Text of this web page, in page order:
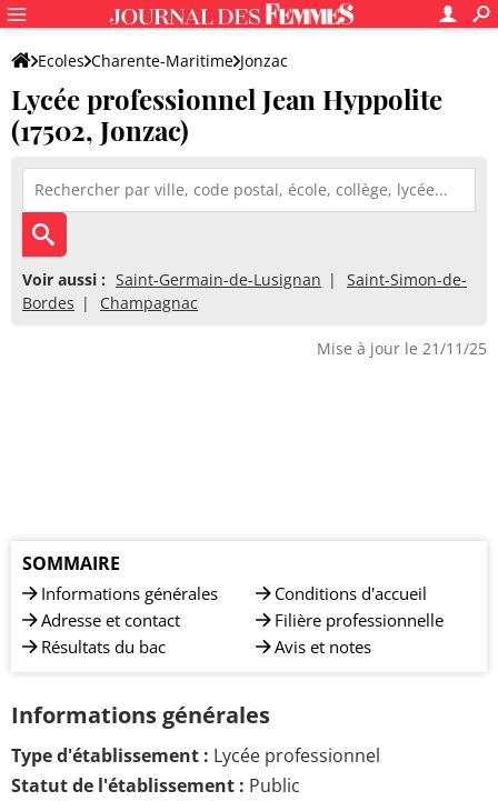
Ecoles Charente-Maritime Jonzac
Lycée professionnel Jean Hyppolite
Lycée professionnel Jean Hyppolite
(17502, Jonzac)
Voir aussi : Saint-Germain-de-Lusignan
Saint-Simon-de-
Bordes
Champagnac
Mise à jour le 21/11/25
SOMMAIRE
Informations générales
Adresse et contact
Résultats du bac
Conditions d'accueil
Filière professionnelle
Avis et notes
Informations générales
Type d'établissement : Lycée professionnel
Statut de l'établissement : Public